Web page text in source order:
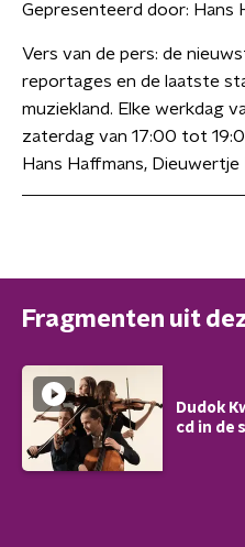
Gepresenteerd door: Hans
Vers van de pers: de
reportages en de laatste
muziekland. Elke werkdag
zaterdag van 17:00 tot
Hans Haffmans,
Fragmenten uit
Dudok
cd in de